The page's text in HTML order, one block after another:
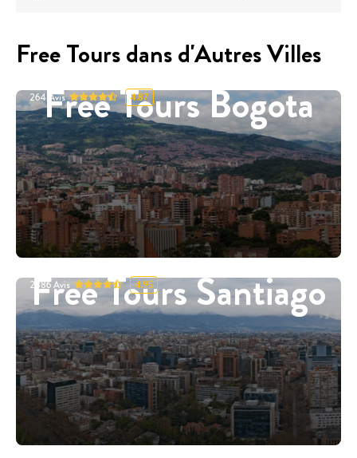
Free Tours dans d'Autres Villes
Free Tours Bogota
264 Avis 4.87
Free Tours Santiago
2886Avis 4.95